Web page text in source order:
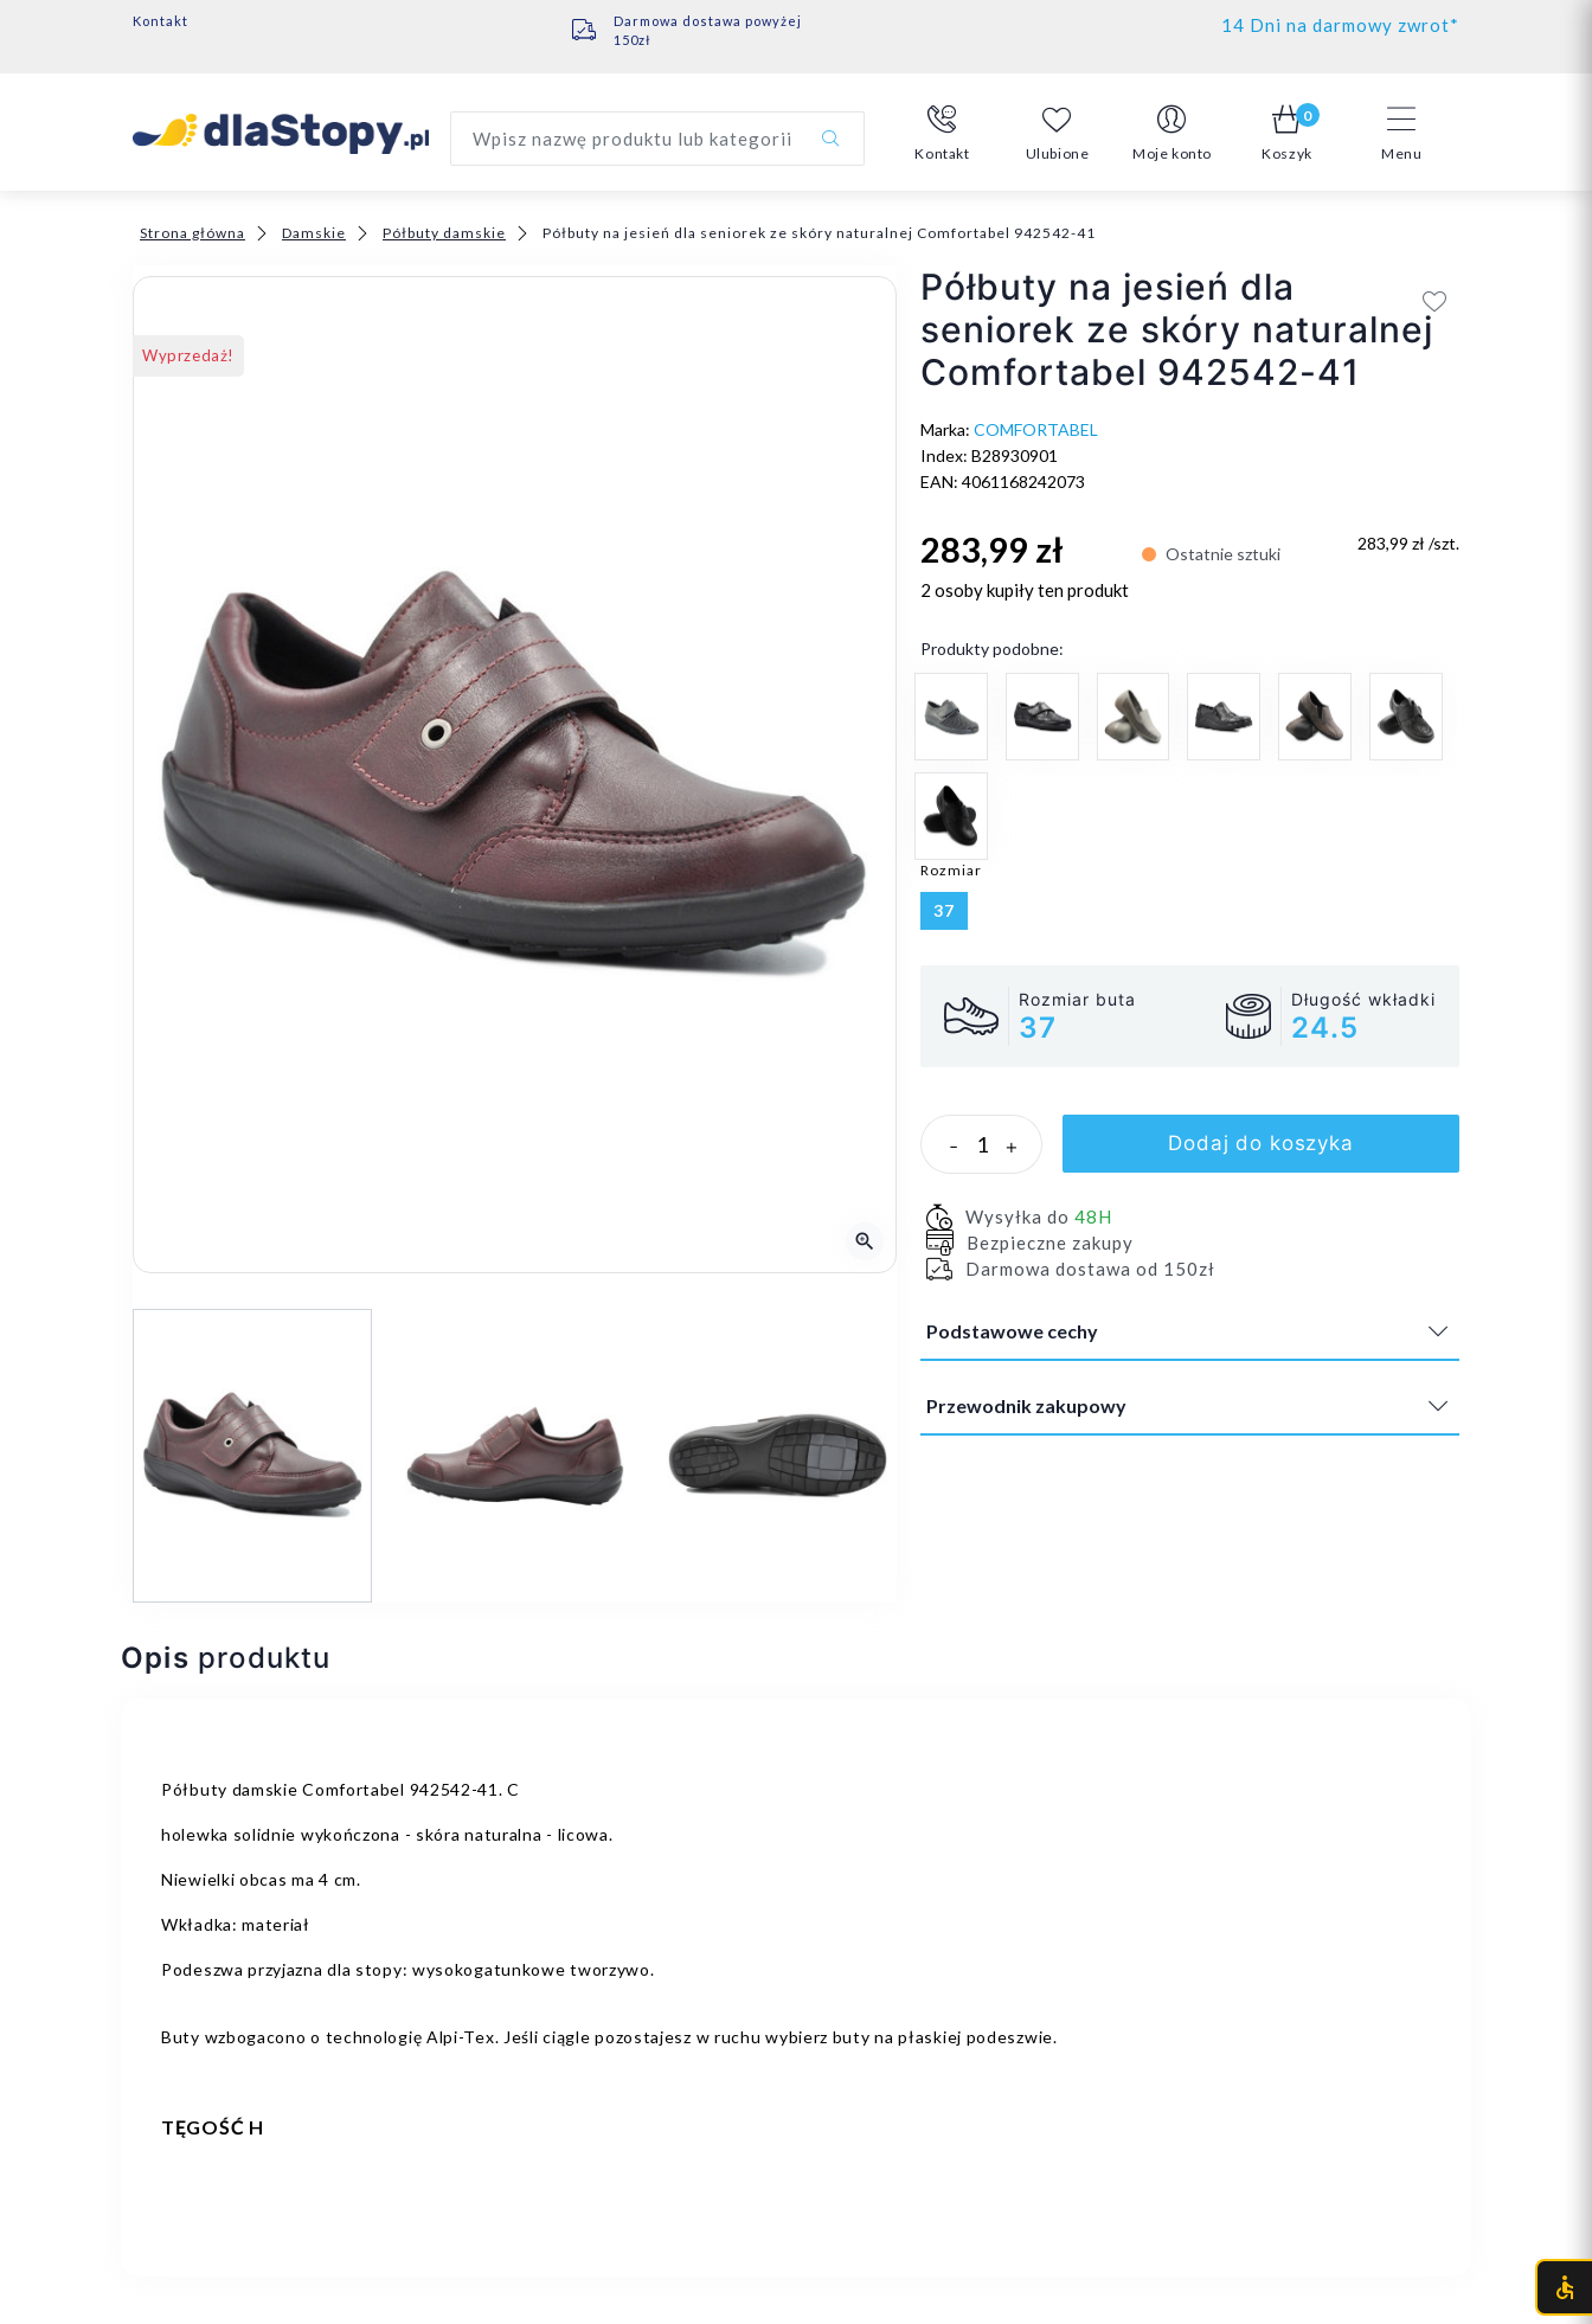
Kontakt
Darmowa dostawa powyżej
150zł
14 Dni na darmowy zwrot*
Menu
Wpisz nazwę produktu lub kategorii
Kontakt Ulubione Moje konto
0
Koszyk
Strona główna Damskie Półbuty damskie Półbuty na jesień dla seniorek ze skóry naturalnej Comfortabel 942542-41
Wyprzedaż!
zoom_in
Półbuty na jesień dla
seniorek ze skóry naturalnej
Comfortabel 942542-41
Marka: COMFORTABEL
Index: B28930901
EAN: 4061168242073
283,99 zł Ostatnie sztuki
283,99 zł /szt.
2 osobykupiły ten produkt
Produkty podobne:
Rozmiar
37
Rozmiar buta
37
Długość wkładki
24.5
- + Dodaj do koszyka
Wysyłka do 48H
Bezpieczne zakupy
Darmowa dostawa od 150zł
Podstawowe cechy
Przewodnik zakupowy
Opis produktu
Półbuty damskie Comfortabel 942542-41. C
holewka solidnie wykończona - skóra naturalna - licowa.
Niewielki obcas ma 4 cm.
Wkładka: materiał
Podeszwa przyjazna dla stopy: wysokogatunkowe tworzywo.
Buty wzbogacono o technologię Alpi-Tex. Jeśli ciągle pozostajesz w ruchu wybierz buty na płaskiej podeszwie.
TĘGOŚĆ H